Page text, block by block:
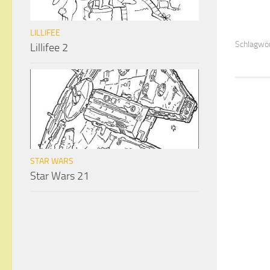
LILLIFEE
Lillifee 2
STAR WARS
Star Wars 21